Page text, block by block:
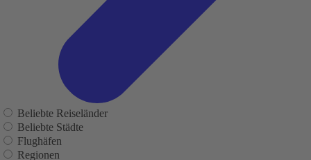
Beliebte Reiseländer
Beliebte Städte
Flughäfen
Regionen